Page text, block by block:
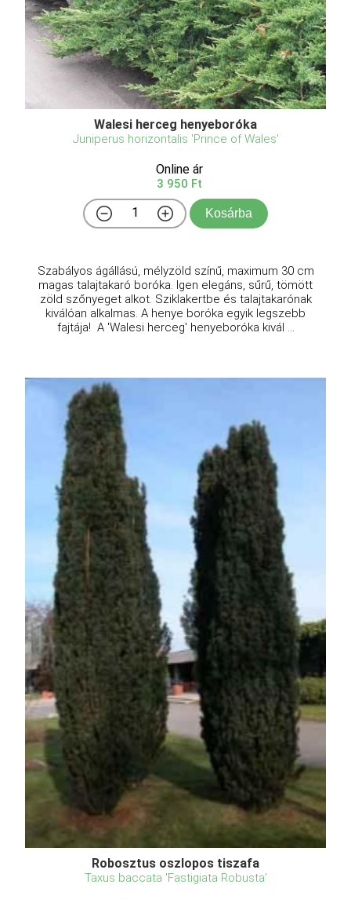
Walesi herceg henyeboróka
Juniperus horizontalis 'Prince of Wales'
Online ár
3 950 Ft
Kosárba
Szabályos ágállású, mélyzöld színű, maximum 30 cm
magas talajtakaró boróka. Igen elegáns, sűrű, tömött
zöld szőnyeget alkot. Sziklakertbe és talajtakarónak
kiválóan alkalmas. A henye boróka egyik legszebb
fajtája! A 'Walesi herceg' henyeboróka kivál ...
Robosztus oszlopos tiszafa
Taxus baccata 'Fastigiata Robusta'